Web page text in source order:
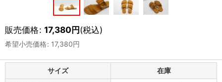
販売価格: 17,380円(税込)
希望小売価格: 17,380円
サイズ
在庫